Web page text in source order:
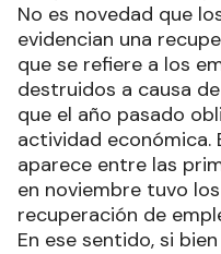
No es novedad que
evidencian una
que se refiere a los
destruidos a causa
que el año pasado
actividad económica.
aparece entre las
en noviembre tuvo
recuperación de
En ese sentido, si